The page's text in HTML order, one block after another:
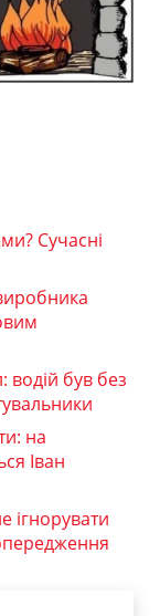
Сучасні
водій був без
на
Іван
ігнорувати